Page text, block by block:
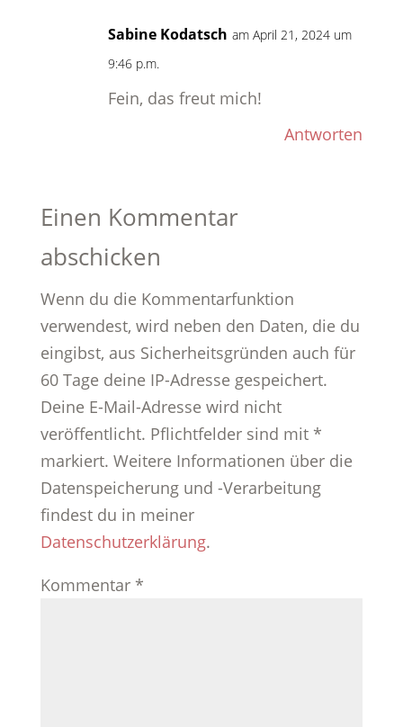
Sabine Kodatsch am April 21, 2024 um
9:46 p.m.
Fein, das freut mich!
Antworten
Einen Kommentar
abschicken
Wenn du die Kommentarfunktion
verwendest, wird neben den Daten, die du
eingibst, aus Sicherheitsgründen auch für
60 Tage deine IP-Adresse gespeichert.
Deine E-Mail-Adresse wird nicht
veröffentlicht. Pflichtfelder sind mit *
markiert. Weitere Informationen über die
Datenspeicherung und -Verarbeitung
findest du in meiner
Datenschutzerklärung.
Kommentar *